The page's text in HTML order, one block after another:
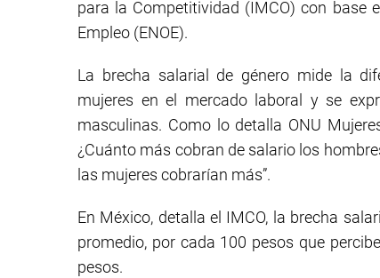
para la Competitividad (IMCO) con base
Empleo (ENOE).
La brecha salarial de género mide la
mujeres en el mercado laboral y se
masculinas. Como lo detalla ONU
¿Cuánto más cobran de salario los
las mujeres cobrarían más”.
En México, detalla el IMCO, la brecha
promedio, por cada 100 pesos que
pesos.